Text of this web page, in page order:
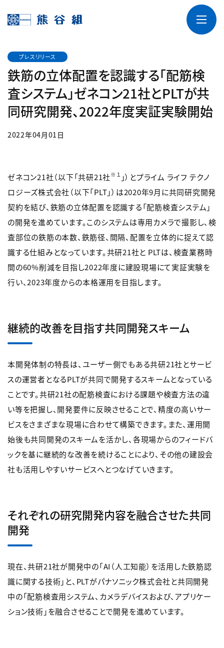
プレスリリース
鉄筋の立体配置を認識する「配筋検
査システム」ゼネコン21社とPLTが共
同研究開発、2022年度実証実験開始
2022年04月01日
ゼネコン21社（以下「共研21社※１ 」）とプライム ライフ テクノ
ロジーズ株式会社（以下「PLT」）は2020年9月に共同研究開発
契約を結び、鉄筋の立体配置を認識する「配筋検査システム」
の開発を進めています。このシステムは専用カメラで撮影し、検
査部位の鉄筋の本数、鉄筋径、間隔、配置を立体的に捉えて認
識する仕組みとなっています。共研21社と PLTは、検査業務時
間の60%削減を目指し2022年度に建設現場にて実証実験を
行い、2023年度からの本格運用を目指します。
継続的改善を目指す共同開発スキーム
本開発体制の特長は、ユーザー側でもある共研21社とサービ
スの運営者となるPLTが共同で開発するスキームとなっている
ことです。共研21社の配筋検査における課題や検査方法の違
い等を把握し、開発要件に反映させることで、精度の高いサー
ビスをさまざまな現場に合わせて構築できます。また、運用開
始後も共同開発のスキームを活かし、各現場からのフィードバ
ックを基に継続的な改善を続けることにより、その他の建設会
社も活用しやすいサービスへとつなげていきます。
それぞれの研究開発内容を融合させた共同
開発
現在、共研21社が開発中の「AI（人工知能）を活用した鉄筋認
識に関する技術」と、PLTがパナソニック株式会社と共同開発
中の「配筋検査用システム、カメラデバイスおよび、アプリケー
ション技術」を融合させることで開発を進めています。